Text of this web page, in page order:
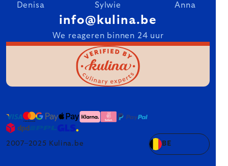
Denisa Sylwie Anna
info@kulina.be
We reageren binnen 24 uur
2007–2025 Kulina.be BE